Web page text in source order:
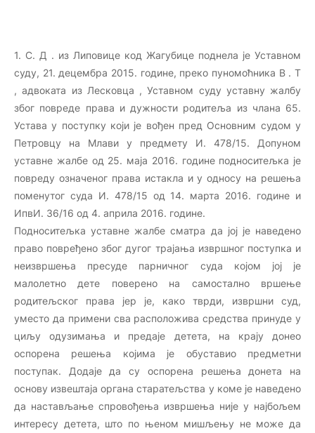
1. С. Д . из Липовице код Жагубице поднела је Уставном
суду, 21. децембра 2015. године, преко пуномоћника В . Т
, адвоката из Лесковца , Уставном суду уставну жалбу
због повреде права и дужности родитеља из члана 65.
Устава у поступку који је вођен пред Основним судом у
Петровцу на Млави у предмету И. 478/15. Допуном
уставне жалбе од 25. маја 2016. године подноситељка је
повреду означеног права истакла и у односу на решења
поменутог суда И. 478/15 од 14. марта 2016. године и
ИпвИ. 36/16 од 4. априла 2016. године.
Подноситељка уставне жалбе сматра да јој је наведено
право повређено због дугог трајања извршног поступка и
неизвршења пресуде парничног суда којом јој је
малолетно дете поверено на самостално вршење
родитељског права јер је, како тврди, извршни суд,
уместо да примени сва расположива средства принуде у
циљу одузимања и предаје детета, на крају донео
оспорена решења којима је обуставио предметни
поступак. Додаје да су оспорена решења донета на
основу извештаја органа старатељства у коме је наведено
да настављање спровођења извршења није у најбољем
интересу детета, што по њеном мишљењу не може да